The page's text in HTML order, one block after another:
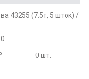
43255 (7.5т, 5 шток) /
0 шт.